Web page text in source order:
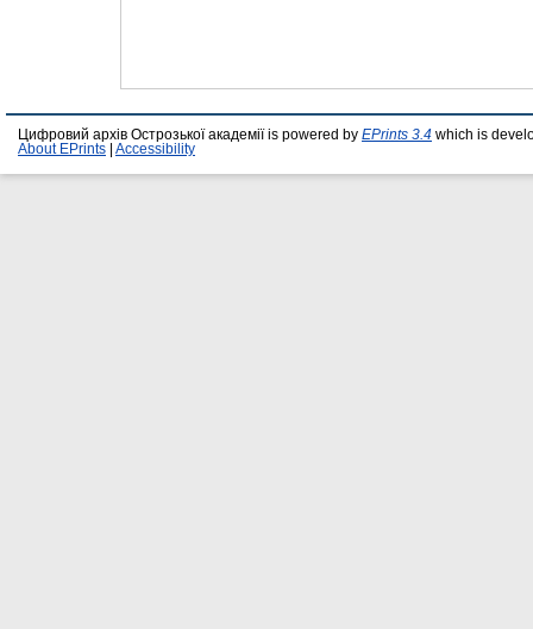
Цифровий архів Острозької академії is powered by EPrints 3.4 which is
About EPrints
Accessibility